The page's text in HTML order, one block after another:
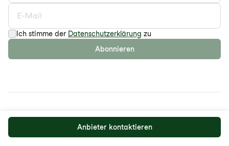
Anbieter kontaktieren
Ich stimme der Datenschutzerklärung zu
Abonnieren
DatenschutzerklärungAGB